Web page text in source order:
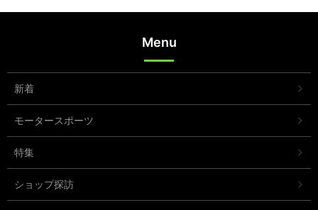
Menu
新着
モータースポーツ
特集
ショップ探訪